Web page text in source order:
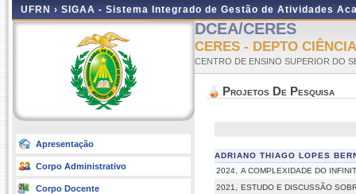
UFRN › SIGAA - Sistema Integrado de Gestão de Atividades
Apresentação
Corpo Administrativo
Corpo Docente
DCEA/CERES
CERES - DEPTO
CENTRO DE ENSINO SUPERIOR DO
Projetos De Pesquisa
ADRIANO THIAGO LOPES
2024,
A COMPLEXIDADE DO
2021,
ESTUDO E DISCUSSÃO